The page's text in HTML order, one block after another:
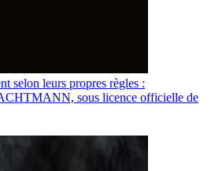
selon leurs propres règles :
sous licence officielle de